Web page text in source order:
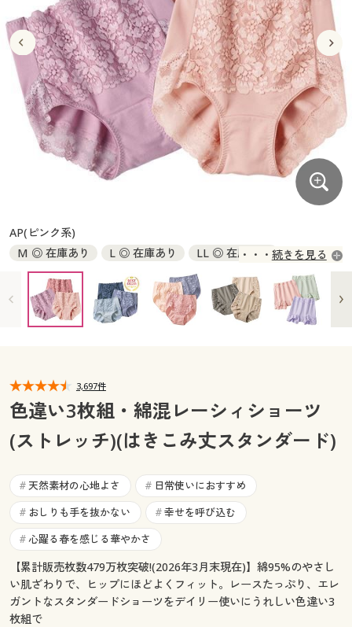
寝具・ベッド
カーテン・ラグ・ファブリック
美容・健康・サプリメント
制服・スクールすべて
制服・学生服
ジュニア・ティーンズ下着
大きいサイズ
大きいサイズ通販すべて
大きいサイズ レディース服
大きいサイズ レディース下着
大きいサイズ 事務・制服
バーゲン
バーゲンセール
シークレットセール
詳細検索
商品カテゴリ一覧
カタログ・チラシからのご注文
デジタルカタログ
カタログ無料プレゼント
マイページ
閲覧履歴
お気に入り
サポート
ご利用ガイド
よくある質問とお問い合わせ
カーテン・ラグ・ファブリック
制服・学生服
ジュニア・ティーンズ下着
大きいサイズ通販すべて
大きいサイズ レディース服
大きいサイズ レディース下着
大きいサイズ メンズ
バーゲン
バーゲンセール
シークレットセール
詳細検索
商品カテゴリ一覧
カタログ
カタログ・チラシからのご注文
カタログ無料プレゼント
会員メニュー
閲覧履歴
お気に入り
ご利用ガイド
よくある質問とお問い合わせ
AP(ピンク系)
M ◎ 在庫あり
L ◎ 在庫あり
LL ◎ 在庫あり
3L ◎ 在庫あり
5L ◎ 在庫あり
続きを見る
3,697件
色違い3枚組・綿混レーシィショーツ
(ストレッチ)(はきこみ丈スタンダード)
# 天然素材の心地よさ # 日常使いにおすすめ
# おしりも手を抜かない # 幸せを呼び込む
# 心躍る春を感じる華やかさ
【累計販売枚数479万枚突破!(2026年3月末現在)】綿95%のやさし
い肌ざわりで、ヒップにほどよくフィット。レースたっぷり、エレ
ガントなスタンダードショーツをデイリー使いにうれしい色違い3
枚組で